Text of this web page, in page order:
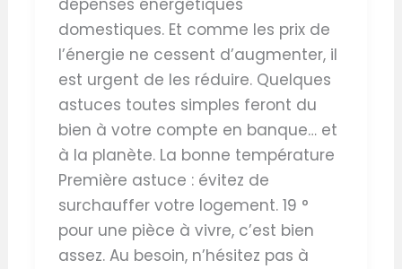
dépenses énergétiques
domestiques. Et comme les prix de
l’énergie ne cessent d’augmenter, il
est urgent de les réduire. Quelques
astuces toutes simples feront du
bien à votre compte en banque… et
à la planète. La bonne température
Première astuce : évitez de
surchauffer votre logement. 19 °
pour une pièce à vivre, c’est bien
assez. Au besoin, n’hésitez pas à